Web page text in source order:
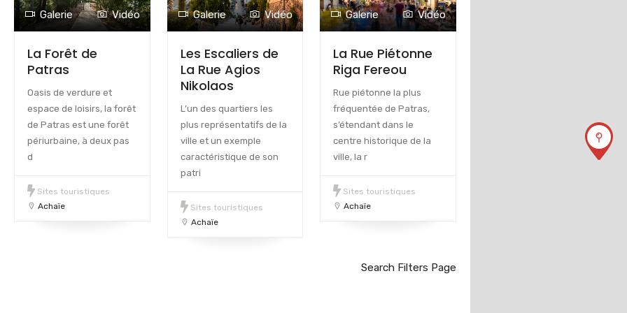
Galerie Vidéo
La Forêt de
Patras
Oasis de verdure et
espace de loisirs, la forêt
de Patras est une forêt
périurbaine, à deux pas
d
Sites touristiques
Achaïe
Galerie Vidéo
Les Escaliers de
La Rue Agios
Nikolaos
L’un des quartiers les
plus représentatifs de la
ville et un exemple
caractéristique de son
patri
Sites touristiques
Achaïe
Galerie Vidéo
La Rue Piétonne
Riga Fereou
Rue piétonne la plus
fréquentée de Patras,
s’étendant dans le
centre historique de la
ville, la r
Sites touristiques
Achaïe
Search Filters Page